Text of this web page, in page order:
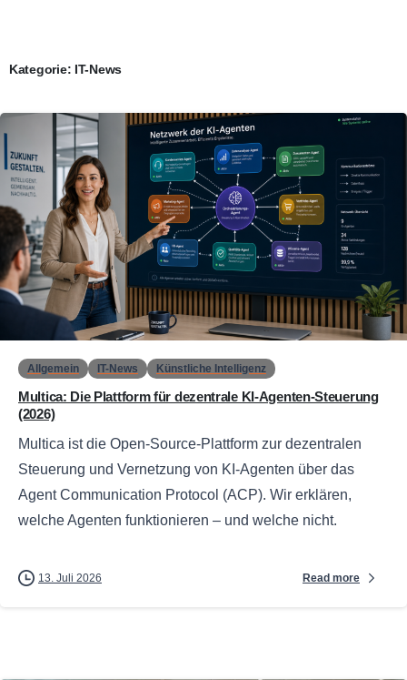
Kategorie: IT-News
0
Allgemein IT-News Künstliche Intelligenz
Multica: Die Plattform für dezentrale KI-Agenten-Steuerung
(2026)
Multica ist die Open-Source-Plattform zur dezentralen
Steuerung und Vernetzung von KI-Agenten über das
Agent Communication Protocol (ACP). Wir erklären,
welche Agenten funktionieren – und welche nicht.
13. Juli 2026 Read more